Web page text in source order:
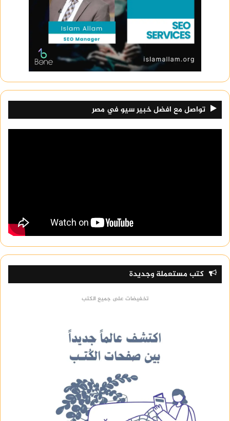
تواصل مع افضل خبير سيو في مصر
كتب مستعملة وجديدة
تخفيضات على جميع الكتب